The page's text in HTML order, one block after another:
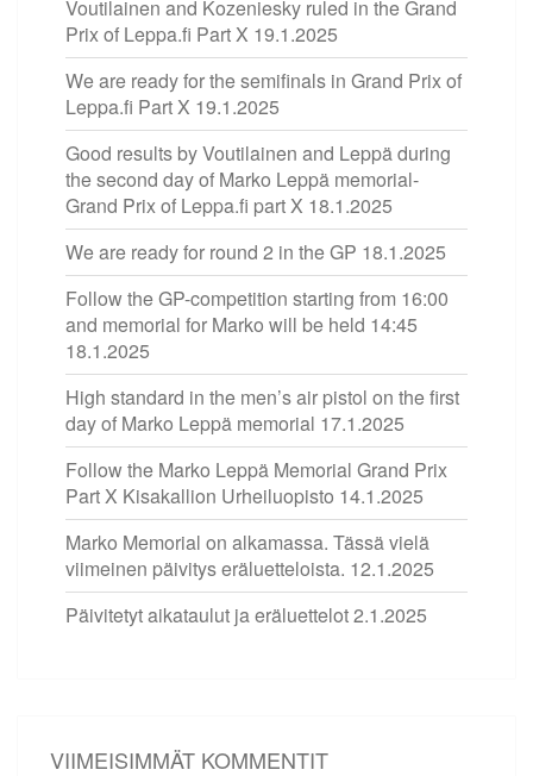
Voutilainen and Kozeniesky ruled in the Grand
Prix of Leppa.fi Part X 19.1.2025
We are ready for the semifinals in Grand Prix of
Leppa.fi Part X 19.1.2025
Good results by Voutilainen and Leppä during
the second day of Marko Leppä memorial-
Grand Prix of Leppa.fi part X 18.1.2025
We are ready for round 2 in the GP 18.1.2025
Follow the GP-competition starting from 16:00
and memorial for Marko will be held 14:45
18.1.2025
High standard in the men’s air pistol on the first
day of Marko Leppä memorial 17.1.2025
Follow the Marko Leppä Memorial Grand Prix
Part X Kisakallion Urheiluopisto 14.1.2025
Marko Memorial on alkamassa. Tässä vielä
viimeinen päivitys eräluetteloista. 12.1.2025
Päivitetyt aikataulut ja eräluettelot2.1.2025
VIIMEISIMMÄT KOMMENTIT